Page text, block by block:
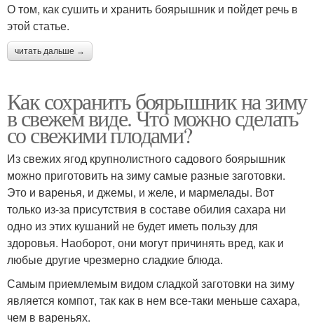
О том, как сушить и хранить боярышник и пойдет речь в
этой статье.
читать дальше →
Как сохранить боярышник на зиму
в свежем виде. Что можно сделать
со свежими плодами?
Из свежих ягод крупнолистного садового боярышник
можно приготовить на зиму самые разные заготовки.
Это и варенья, и джемы, и желе, и мармелады. Вот
только из-за присутствия в составе обилия сахара ни
одно из этих кушаний не будет иметь пользу для
здоровья. Наоборот, они могут причинять вред, как и
любые другие чрезмерно сладкие блюда.
Самым приемлемым видом сладкой заготовки на зиму
является компот, так как в нем все-таки меньше сахара,
чем в вареньях.